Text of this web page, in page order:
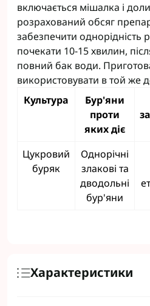
включається мішалка і
розрахований обсяг
забезпечити однорідність
почекати 10-15 хвилин,
повний бак води.
використовувати в той же
Культура
Бур'яни
проти
яких діє
Цукровий
буряк
Однорічні
злакові та
дводольні
бур'яни
Характеристики